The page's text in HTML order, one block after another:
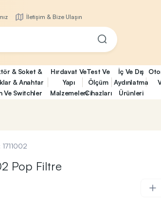
İletişim & Bize Ulaşın
& Soket &
& Anahtar
Ve Switchler
Hırdavat Ve
Yapı
Malzemeleri
Test Ve
Ölçüm
Cihazları
İç Ve Dış
Aydınlatma
Ürünleri
1711002
Pop Filtre